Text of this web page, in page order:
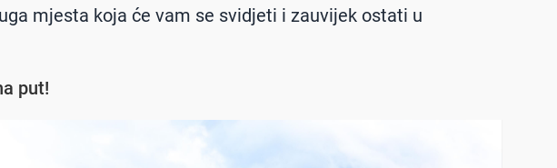
mjesta koja će vam se svidjeti i zauvijek ostati u
put!